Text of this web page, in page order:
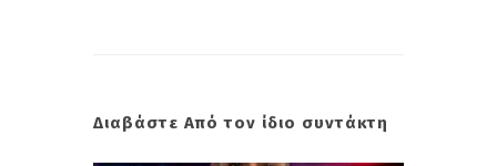
Διαβάστε Από τον ίδιο συντάκτη